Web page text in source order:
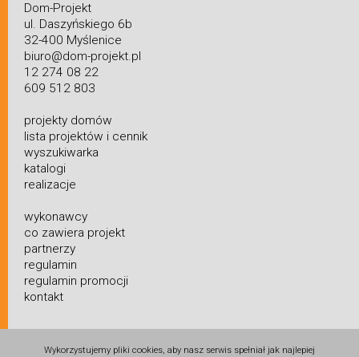
Dom-Projekt
ul. Daszyńskiego 6b
32-400 Myślenice
biuro@dom-projekt.pl
12 274 08 22
609 512 803
projekty domów
lista projektów i cennik
wyszukiwarka
katalogi
realizacje
wykonawcy
co zawiera projekt
partnerzy
regulamin
regulamin promocji
kontakt
Wykorzystujemy pliki cookies, aby nasz serwis spełniał jak najlepiej